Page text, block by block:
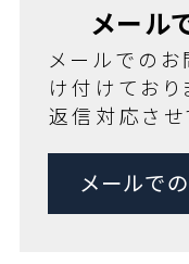
メール
メールでの
け付けてお
返信対応させ
メールで